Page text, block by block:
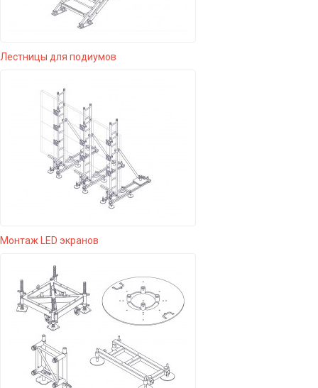
Лестницы для подиумов
Монтаж LED экранов